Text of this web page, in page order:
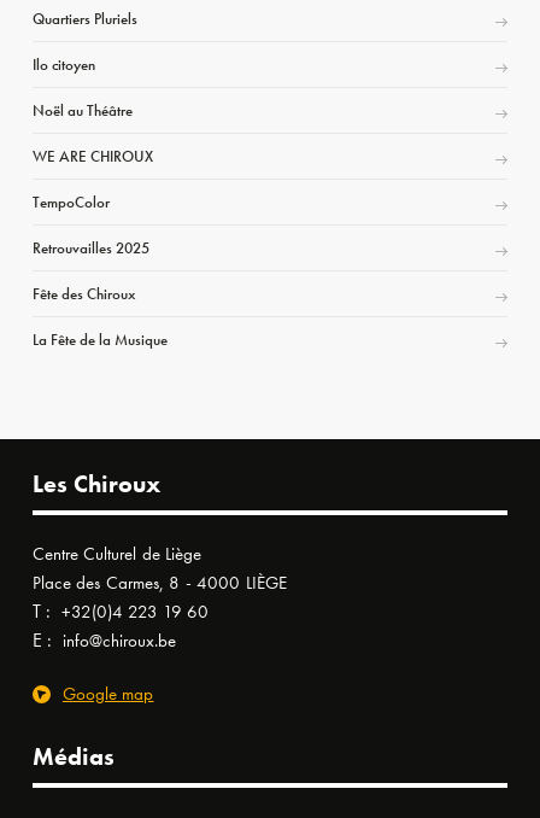
Quartiers Pluriels
Ilo citoyen
Noël au Théâtre
WE ARE CHIROUX
TempoColor
Retrouvailles 2025
Fête des Chiroux
La Fête de la Musique
Les Chiroux
Centre Culturel de Liège
Place des Carmes, 8 - 4000 LIÈGE
T : +32(0)4 223 19 60
E : info@chiroux.be
Google map
Médias